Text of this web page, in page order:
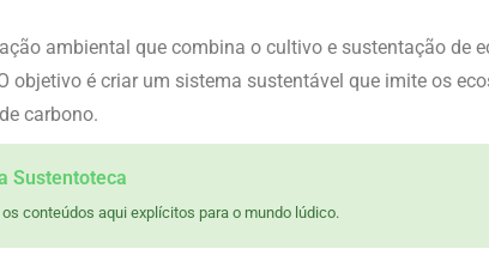
ambiental que combina o cultivo e sustentação de
objetivo é criar um sistema sustentável que imite os
carbono.
Sustentoteca
conteúdos aqui explícitos para o mundo lúdico.